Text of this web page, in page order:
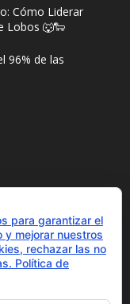
Cómo Liderar
Lobos 🐺🐑
96% de las
para garantizar el
y mejorar nuestros
rechazar las no
Política de